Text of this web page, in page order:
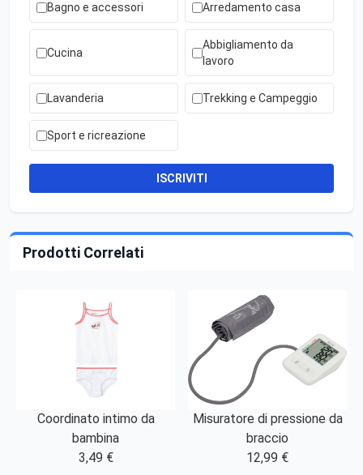
Bagno e accessori Arredamento casa
Cucina
Abbigliamento da
lavoro
Lavanderia Trekking e Campeggio
Sport e ricreazione
ISCRIVITI
Prodotti Correlati
Coordinato intimo da
bambina
3,49 €
Misuratore di pressione da
braccio
12,99 €